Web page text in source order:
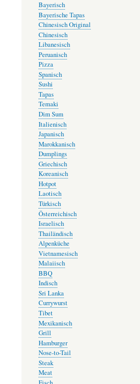
Bayerisch
Bayerische Tapas
Chinesisch Original
Chinesisch
Libanesisch
Peruanisch
Pizza
Spanisch
Sushi
Tapas
Temaki
Dim Sum
Italienisch
Japanisch
Marokkanisch
Dumplings
Griechisch
Koreanisch
Hotpot
Laotisch
Türkisch
Österreichisch
Israelisch
Thailändisch
Alpenküche
Vietnamesisch
Malaiisch
BBQ
Indisch
Sri Lanka
Currywurst
Tibet
Mexikanisch
Grill
Hamburger
Nose-to-Tail
Steak
Meat